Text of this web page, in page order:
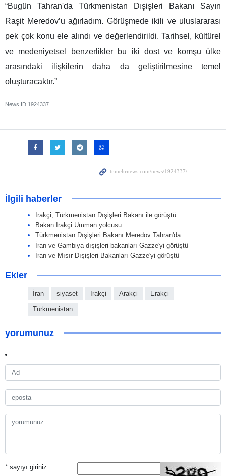
“Bugün Tahran'da Türkmenistan Dışişleri Bakanı Sayın
Raşit Meredov’u ağırladım. Görüşmede ikili ve uluslararası
pek çok konu ele alındı ve değerlendirildi. Tarihsel, kültürel
ve medeniyetsel benzerlikler bu iki dost ve komşu ülke
arasındaki ilişkilerin daha da geliştirilmesine temel
oluşturacaktır.”
News ID 1924337
İlgili haberler
Irakçi, Türkmenistan Dışişleri Bakanı ile görüştü
Bakan Irakçi Umman yolcusu
Türkmenistan Dışişleri Bakanı Meredov Tahran'da
İran ve Gambiya dışişleri bakanları Gazze'yi görüştü
İran ve Mısır Dışişleri Bakanları Gazze'yi görüştü
Ekler
İran siyaset Irakçi Arakçi Erakçi
Türkmenistan
yorumunuz
*sayıyı giriniz